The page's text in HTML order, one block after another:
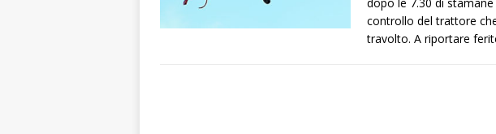
controllo del trattore
travolto. A riportare